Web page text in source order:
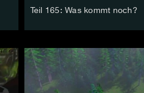
Teil 165: Was kommt noch?